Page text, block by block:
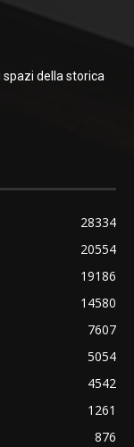
spazi della storica
28334
20554
19186
14580
7607
5054
4542
1261
876